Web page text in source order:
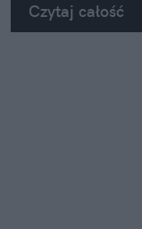
Czytaj całość